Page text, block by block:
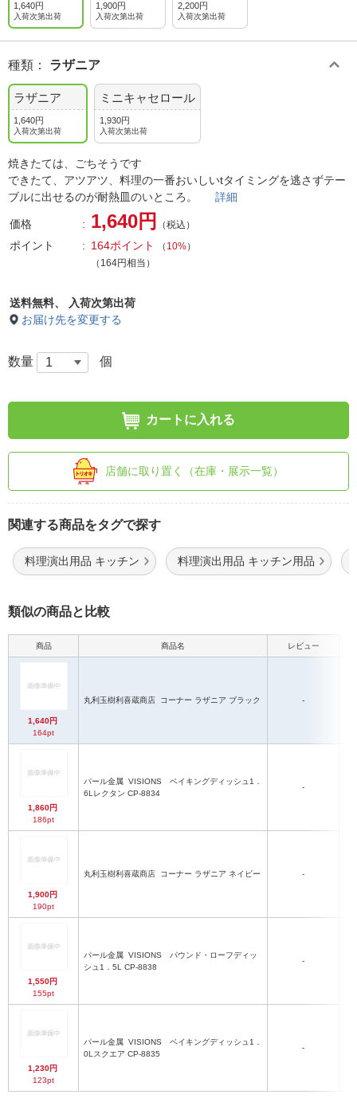
1,640円
入荷次第出荷
1,900円
入荷次第出荷
2,200円
入荷次第出荷
種類 ： ラザニア
ラザニア
1,640円
入荷次第出荷
ミニキャセロール
1,930円
入荷次第出荷
焼きたては、ごちそうです
できたて、アツアツ、料理の一番おいしいtタイミングを逃さずテー
ブルに出せるのが耐熱皿のいところ。 詳細
価格 1,640円 （税込）
ポイント 164ポイント （ 10%）
（164円相当）
送料無料、
入荷次第出荷
お届け先を変更する
数量 個
カートに入れる
店舗に取り置く（在庫・展示一覧）
関連する商品をタグで探す
料理演出用品 キッチン 料理演出用品 キッチン用品
類似の商品と比較
商品 商品名 レビュー
1,640円
164pt
丸利玉樹利喜蔵商店 コーナー ラザニア ブラック -
1,860円
186pt
パール金属
6Lレクタン CP-8834
-
1,900円
190pt
丸利玉樹利喜蔵商店 コーナー ラザニア ネイビー -
1,550円
155pt
パール金属
シュ1．5L CP-8838
-
1,230円
123pt
パール金属
0Lスクエア CP-8835
-